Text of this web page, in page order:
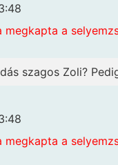
megkapta a
szagos Zoli?
megkapta a